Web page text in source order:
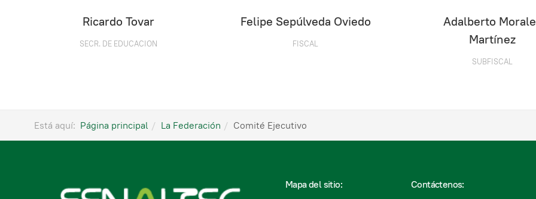
Ricardo Tovar
SECR. DE EDUCACION
Felipe Sepúlveda Oviedo
FISCAL
Adalberto
Martínez
SUBFISCAL
Está aquí: Página principal La Federación Comité Ejecutivo
Mapa del sitio:
Contáctenos: